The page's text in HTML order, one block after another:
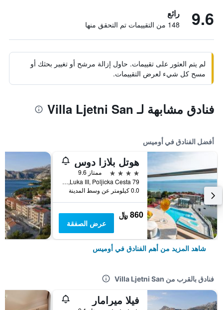
9.6 رائع
148 من التقييمات تم التحقق منها
لم يتم العثور على تقييمات. حاول إزالة مرشح أو تغيير بحثك أو
مسح كل شيء لعرض التقييمات.
فنادق مشابهة لـ Villa Ljetni San
أفضل الفنادق في أوميس
هوتل بلازا دوس
4 نجوم
ممتاز 9.6
Luka III, Poljicka Cesta 79, أوميس, كرواتيا
0.0 كيلومتر عن وسط المدينة
860 ﷼
عرض الصفقة
شاهد المزيد من أهم الفنادق في أوميس
فنادق بالقرب من Villa Ljetni San
فيلا ميرامار